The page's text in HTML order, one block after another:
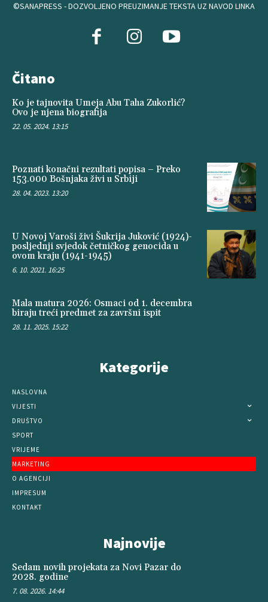
©SANAPRESS - DOZVOLJENO PREUZIMANJE TEKSTA UZ NAVOD LINKA
Čitano
Ko je tajnovita Umeja Abu Taha Zukorlić?
Ovo je njena biografija
22. 05. 2024. 13:15
Poznati konačni rezultati popisa – Preko
153.000 Bošnjaka živi u Srbiji
28. 04. 2023. 13:20
U Novoj Varoši živi Šukrija Juković (1924)-
posljednji svjedok četničkog genocida u
ovom kraju (1941-1945)
6. 10. 2021. 16:25
Mala matura 2026: Osmaci od 1. decembra
biraju treći predmet za završni ispit
28. 11. 2025. 15:22
Kategorije
NASLOVNA
VIJESTI
DRUŠTVO
SPORT
VRIJEME
MARKETING
O AGENCIJI
IMPRESUM
KONTAKT
Najnovije
Sedam novih projekata za Novi Pazar do
2028. godine
7. 08. 2026. 14:44